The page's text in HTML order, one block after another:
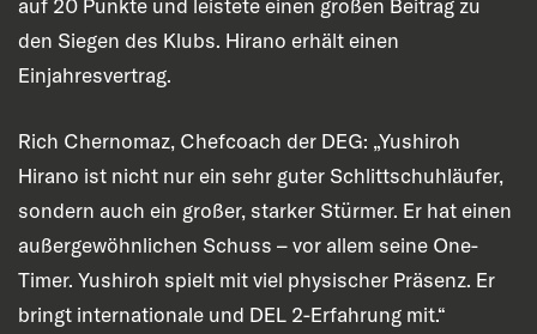
auf 20 Punkte und leistete einen großen Beitrag zu
den Siegen des Klubs. Hirano erhält einen
Einjahresvertrag.
Rich Chernomaz, Chefcoach der DEG: „Yushiroh
Hirano ist nicht nur ein sehr guter Schlittschuhläufer,
sondern auch ein großer, starker Stürmer. Er hat einen
außergewöhnlichen Schuss – vor allem seine One-
Timer. Yushiroh spielt mit viel physischer Präsenz. Er
bringt internationale und DEL 2-Erfahrung mit.“